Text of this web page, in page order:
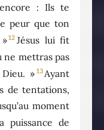
: Ils te
peur que ton
12 Jésus lui fit
ne mettras pas
» 13 Ayant
de tentations,
moment
puissance de